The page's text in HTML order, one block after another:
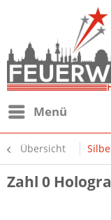
Menü
Übersicht
Zahl 0